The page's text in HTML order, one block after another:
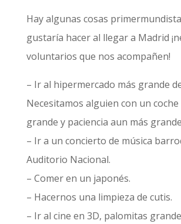
Hay algunas cosas
gustaría hacer al llegar a Madrid
voluntarios que nos acompañen!
– Ir al hipermercado más grande
Necesitamos alguien con un
grande y paciencia aun más
– Ir a un concierto de música
Auditorio Nacional.
– Comer en un japonés.
– Hacernos una limpieza de cutis.
– Ir al cine en 3D, palomitas